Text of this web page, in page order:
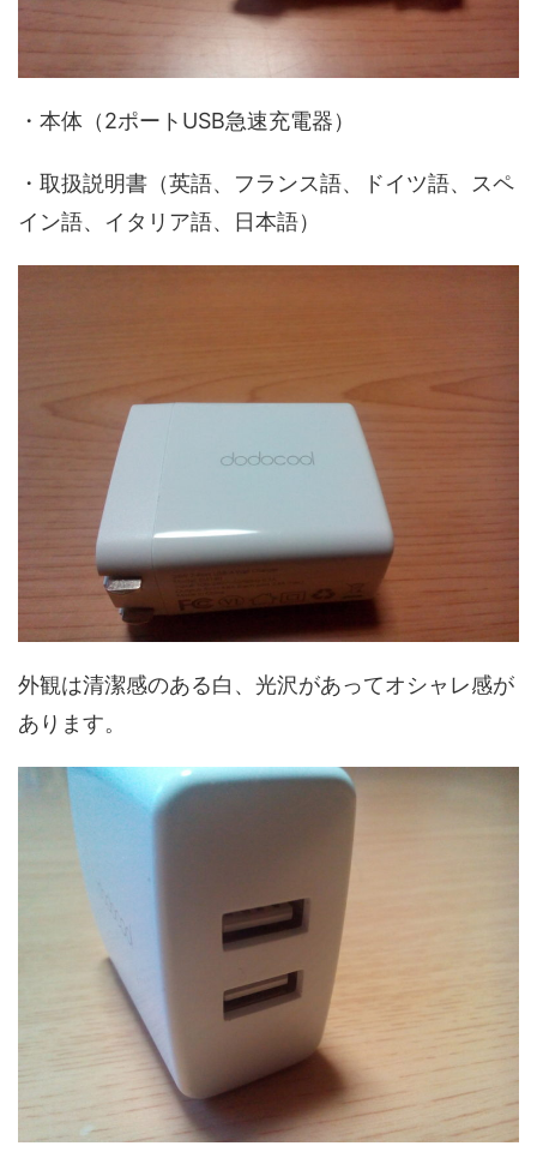
・本体（2ポートUSB急速充電器）
・取扱説明書（英語、フランス語、ドイツ語、スペ
イン語、イタリア語、日本語）
外観は清潔感のある白、光沢があってオシャレ感が
あります。